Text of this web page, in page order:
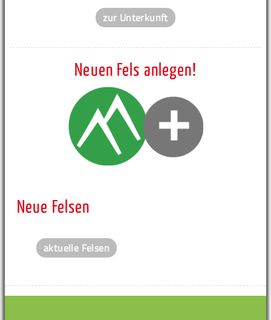
zur Unterkunft
Neuen Fels anlegen!
Neue Felsen
aktuelle Felsen